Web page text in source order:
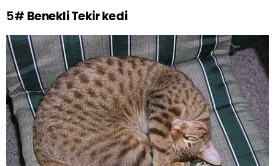
5# Benekli Tekir kedi